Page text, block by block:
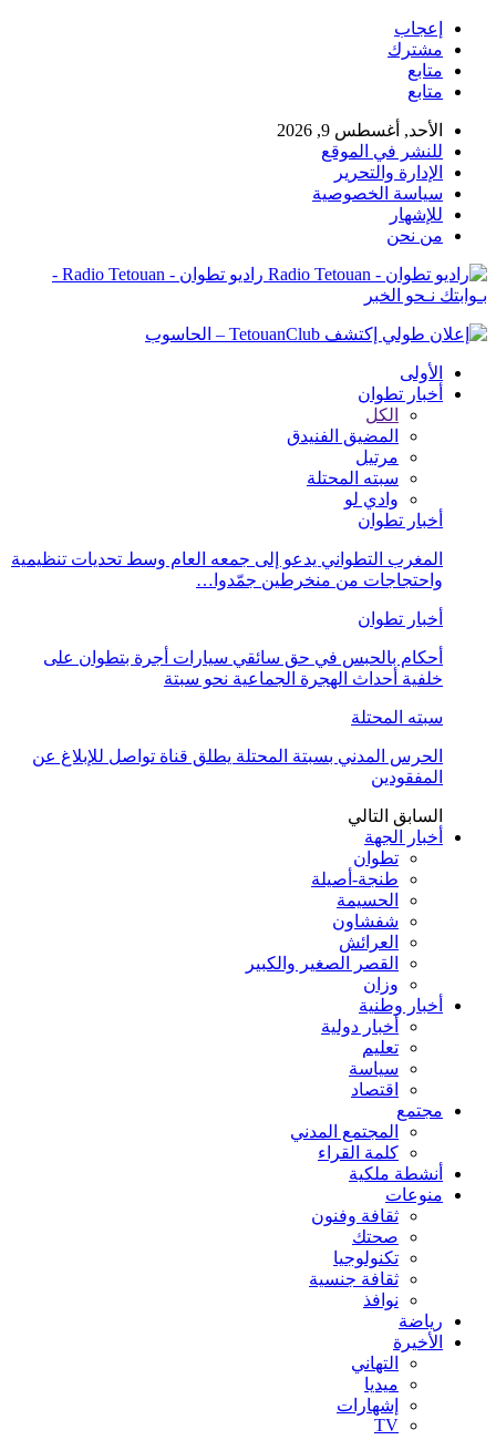
إعجاب
مشترك
متابع
متابع
الأحد, أغسطس 9, 2026
للنشر في الموقع
الإدارة والتحرير
سياسة الخصوصية
للإشهار
من نحن
راديو تطوان - Radio Tetouan -
بـوابتك نـحو الخبر
الأولى
أخبار تطوان
الكل
المضيق الفنيدق
مرتيل
سبته المحتلة
وادي لو
أخبار تطوان
المغرب التطواني يدعو إلى جمعه العام وسط تحديات تنظيمية
واحتجاجات من منخرطين جمّدوا…
أخبار تطوان
أحكام بالحبس في حق سائقي سيارات أجرة بتطوان على
خلفية أحداث الهجرة الجماعية نحو سبتة
سبته المحتلة
الحرس المدني بسبتة المحتلة يطلق قناة تواصل للإبلاغ عن
المفقودين
السابق التالي
أخبار الجهة
تطوان
طنجة-أصيلة
الحسيمة
شفشاون
العرائش
القصر الصغير والكبير
وزان
أخبار وطنية
أخبار دولية
تعليم
سياسة
اقتصاد
مجتمع
المجتمع المدني
كلمة القراء
أنشطة ملكية
منوعات
ثقافة وفنون
صحتك
تكنولوجيا
ثقافة جنسية
نوافذ
رياضة
الأخيرة
التهاني
ميديا
إشهارات
TV